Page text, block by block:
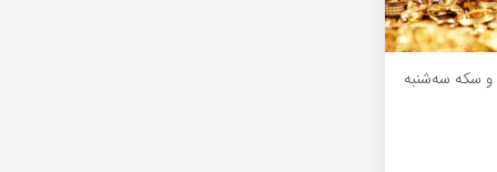
سکه سه‌شنبه